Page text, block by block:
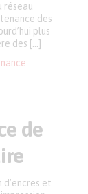
réseau
des
plus
des […]
de
et